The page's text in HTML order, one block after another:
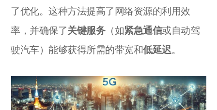
了优化。这种方法提高了网络资源的利用效
率，并确保了关键服务（如紧急通信或自动驾
驶汽车）能够获得所需的带宽和低延迟。